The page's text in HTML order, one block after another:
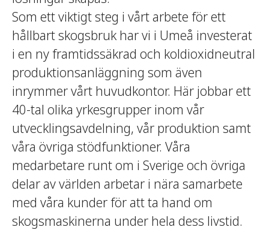
Som ett viktigt steg i vårt arbete för ett
hållbart skogsbruk har vi i Umeå investerat
i en ny framtidssäkrad och koldioxidneutral
produktionsanläggning som även
inrymmer vårt huvudkontor. Här jobbar ett
40-tal olika yrkesgrupper inom vår
utvecklingsavdelning, vår produktion samt
våra övriga stödfunktioner. Våra
medarbetare runt om i Sverige och övriga
delar av världen arbetar i nära samarbete
med våra kunder för att ta hand om
skogsmaskinerna under hela dess livstid.